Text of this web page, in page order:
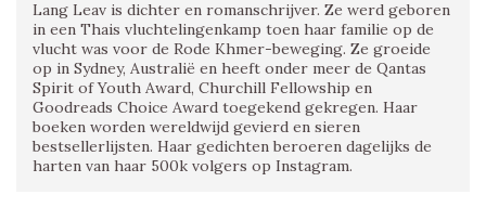
Lang Leav is dichter en romanschrijver. Ze werd geboren
in een Thais vluchtelingenkamp toen haar familie op de
vlucht was voor de Rode Khmer-beweging. Ze groeide
op in Sydney, Australië en heeft onder meer de Qantas
Spirit of Youth Award, Churchill Fellowship en
Goodreads Choice Award toegekend gekregen. Haar
boeken worden wereldwijd gevierd en sieren
bestsellerlijsten. Haar gedichten beroeren dagelijks de
harten van haar 500k volgers op Instagram.